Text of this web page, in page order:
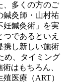
、多くの方のご
鍼灸師・山村祐
妊鍼灸術」を実
であるといえ
携し新しい施術
め、タイミング
はもちろん、
医療（ART）